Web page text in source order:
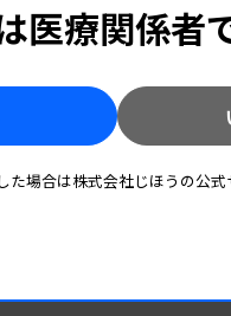
医療関係者
場合は株式会社じほうの公式